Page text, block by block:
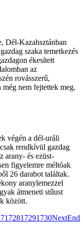
Dél-Kazahsztánban
szaka temetkezés
ékesített
az
­rovásszerű,
nem fejtettek meg.
végén a dél-uráli
rendkívül gazdag
arany- és ­ezüst­
figyelemre méltóak
26 darabot találtak.
aranylemezzel
átmeneti stílust
között.
172817291730NextEnd